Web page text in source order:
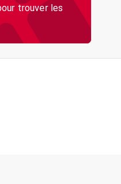
trouver les